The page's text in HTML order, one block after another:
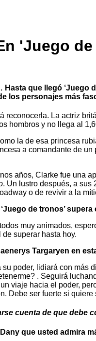
'Juego
que llegó ‘Juego
los personajes más
reconocerla. La actriz
hombros y no llega al
la de esa princesa
a comandante de
años, Clarke fue una
. Un lustro después, a sus
o de revivir a la
de tronos’
muy animados,
superar hasta hoy.
Targaryen en
poder, lidiará con más
. Seguirá
viaje hacia el poder,
Debe ser fuerte si quiere
cuenta de que debe
que usted admira